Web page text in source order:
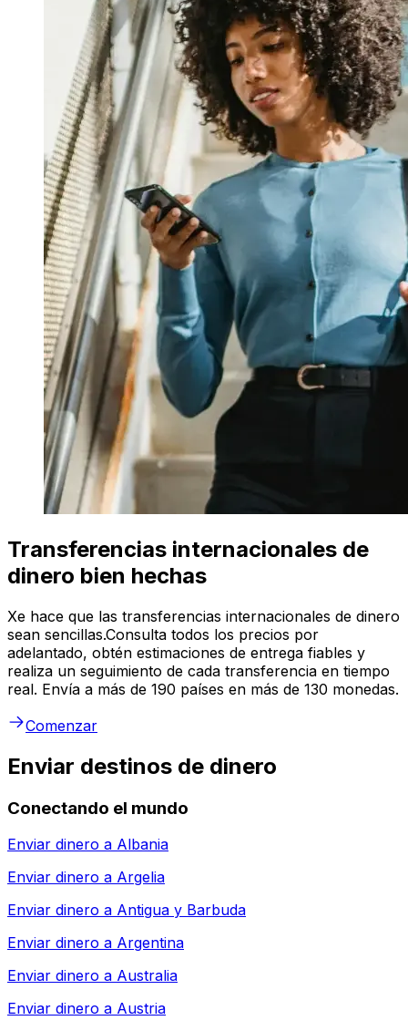
Transferencias internacionales de
dinero bien hechas
Xe hace que las transferencias internacionales de dinero
sean sencillas.Consulta todos los precios por
adelantado, obtén estimaciones de entrega fiables y
realiza un seguimiento de cada transferencia en tiempo
real. Envía a más de 190 países en más de 130 monedas.
Comenzar
Enviar destinos de dinero
Conectando el mundo
Enviar dinero a Albania
Enviar dinero a Argelia
Enviar dinero a Antigua y Barbuda
Enviar dinero a Argentina
Enviar dinero a Australia
Enviar dinero a Austria